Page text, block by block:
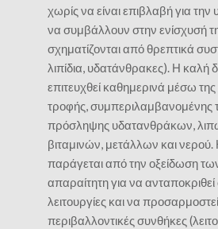
χωρίς να είναι επιβλαβή για την
να συμβάλλουν στην ενίσχυσή
σχηματίζονται από θρεπτικά
λιπίδια, υδατάνθρακες). Η καλή
επιτευχθεί καθημερινά μέσω της
τροφής, συμπεριλαμβανομένης
πρόσληψης υδατανθράκων,
βιταμινών, μετάλλων και
παράγεται από την οξείδωση
απαραίτητη για να ανταποκριθεί
λειτουργίες και να
περιβαλλοντικές συνθήκες